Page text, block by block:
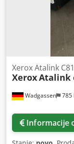
Wadgassen 785
Xerox Atalink
XeroxAtalink
Informacije